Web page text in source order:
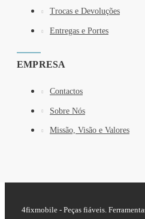
Trocas e Devoluções
Entregas e Portes
EMPRESA
Contactos
Sobre Nós
Missão, Visão e Valores
4fixmobile - Peças fiáveis.